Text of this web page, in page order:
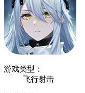
游戏类型：
飞行射击